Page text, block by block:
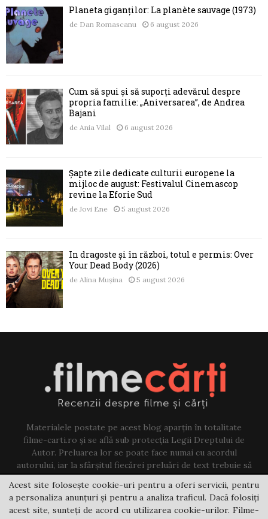
Planeta giganților: La planète sauvage (1973)
de Dan Romascanu 6 august 2026
Cum să spui și să suporți adevărul despre
propria familie: „Aniversarea”, de Andrea
Bajani
de Ania Vilal 6 august 2026
Șapte zile dedicate culturii europene la
mijloc de august: Festivalul Cinemascop
revine la Eforie Sud
de Jovi Ene 5 august 2026
În dragoste și în război, totul e permis: Over
Your Dead Body (2026)
de Alina Mușina 5 august 2026
Materialele postate pe acest blog aparțin în totalitate
filme-carti.ro și se află sub protecția Legii Dreptului de
Autor. Preluarea lor se poate face numai cu acordul
autorului, iar la sfârșitul fiecărei preluări de text trebuie să
existe un link către acest blog.
Contact us:jovi@filme-carti.ro
Acest site folosește cookie-uri pentru a oferi servicii, pentru
a personaliza anunțuri și pentru a analiza traficul. Dacă folosiți
acest site, sunteți de acord cu utilizarea cookie-urilor. Filme-